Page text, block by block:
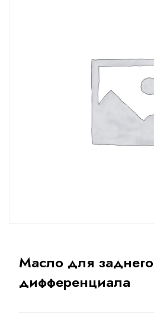
Масло для заднего
дифференциала